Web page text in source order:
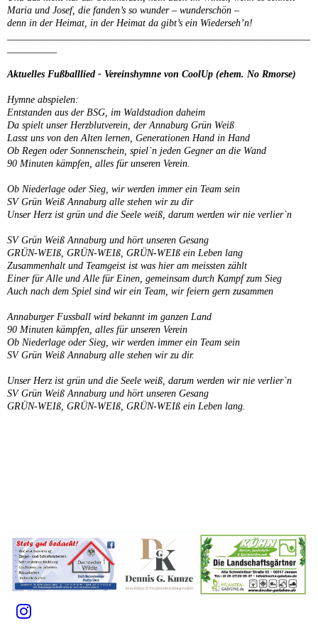
Maria und Josef, die fanden’s so wunder – wunderschön –
denn in der Heimat, in der Heimat da gibt’s ein Wiederseh’n!
Aktuelles Fußballlied - Vereinshymne von CoolUp (ehem. No Rmorse)
Hymne abspielen:
Entstanden aus der BSG, im Waldstadion daheim
Da spielt unser Herzblutverein, der Annaburg Grün Weiß
Lasst uns von den Alten lernen, Generationen Hand in Hand
Ob Regen oder Sonnenschein, spiel`n jeden Gegner an die Wand
90 Minuten kämpfen, alles für unseren Verein.
Ob Niederlage oder Sieg, wir werden immer ein Team sein
SV Grün Weiß Annaburg alle stehen wir zu dir
Unser Herz ist grün und die Seele weiß, darum werden wir nie verlier`n
SV Grün Weiß Annaburg und hört unseren Gesang
GRÜN-WEIß, GRÜN-WEIß, GRÜN-WEIß ein Leben lang
Zusammenhalt und Teamgeist ist was hier am meissten zählt
Einer für Alle und Alle für Einen, gemeinsam durch Kampf zum Sieg
Auch nach dem Spiel sind wir ein Team, wir feiern gern zusammen
Annaburger Fussball wird bekannt im ganzen Land
90 Minuten kämpfen, alles für unseren Verein
Ob Niederlage oder Sieg, wir werden immer ein Team sein
SV Grün Weiß Annaburg alle stehen wir zu dir.
Unser Herz ist grün und die Seele weiß, darum werden wir nie verlier`n
SV Grün Weiß Annaburg und hört unseren Gesang
GRÜN-WEIß, GRÜN-WEIß, GRÜN-WEIß ein Leben lang.